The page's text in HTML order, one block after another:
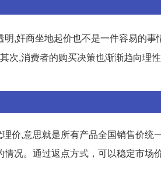
明,奸商坐地起价也不是一件容易的事
次,消费者的购买决策也渐渐趋向理
价,意思就是所有产品全国销售价统
况。通过返点方式，可以稳定市场